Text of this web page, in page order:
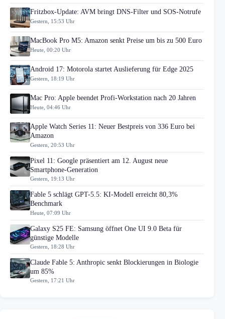
Fritzbox-Update: AVM bringt DNS-Filter und SOS-Notrufe
Gestern, 15:53 Uhr
MacBook Pro M5: Amazon senkt Preise um bis zu 500 Euro
Heute, 00:20 Uhr
Android 17: Motorola startet Auslieferung für Edge 2025
Gestern, 18:19 Uhr
Mac Pro: Apple beendet Profi-Workstation nach 20 Jahren
Heute, 04:46 Uhr
Apple Watch Series 11: Neuer Bestpreis von 336 Euro bei
Amazon
Gestern, 20:53 Uhr
Pixel 11: Google präsentiert am 12. August neue
Smartphone-Generation
Gestern, 19:13 Uhr
Fable 5 schlägt GPT-5.5: KI-Modell erreicht 80,3%
Benchmark
Heute, 07:09 Uhr
Galaxy S25 FE: Samsung öffnet One UI 9.0 Beta für
günstige Modelle
Gestern, 18:28 Uhr
Claude Fable 5: Anthropic senkt Blockierungen in Biologie
um 85%
Gestern, 17:21 Uhr